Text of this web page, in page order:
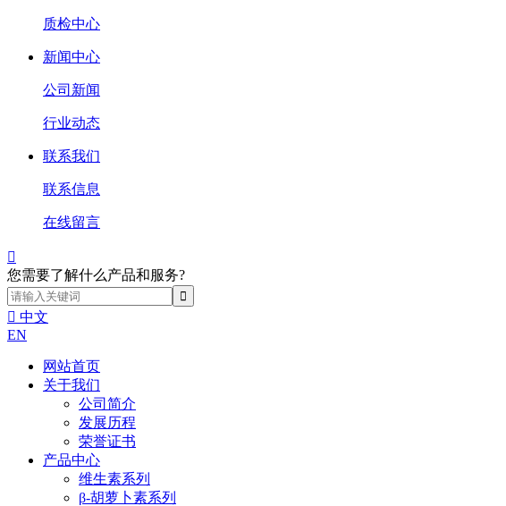
质检中心
新闻中心
公司新闻
行业动态
联系我们
联系信息
在线留言

您需要了解什么产品和服务?
 中文
EN
网站首页
关于我们
公司简介
发展历程
荣誉证书
产品中心
维生素系列
β-胡萝卜素系列